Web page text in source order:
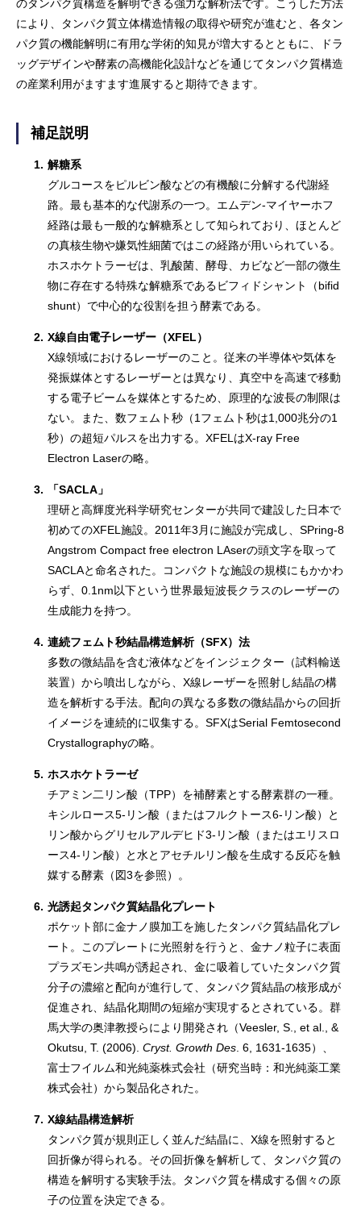
のタンパク質構造を解明できる強力な解析法です。こうした方法
により、タンパク質立体構造情報の取得や研究が進むと、各タン
パク質の機能解明に有用な学術的知見が増大するとともに、ドラ
ッグデザインや酵素の高機能化設計などを通じてタンパク質構造
の産業利用がますます進展すると期待できます。
補足説明
1. 解糖系
グルコースをピルビン酸などの有機酸に分解する代謝経
路。最も基本的な代謝系の一つ。エムデン-マイヤーホフ
経路は最も一般的な解糖系として知られており、ほとんど
の真核生物や嫌気性細菌ではこの経路が用いられている。
ホスホケトラーゼは、乳酸菌、酵母、カビなど一部の微生
物に存在する特殊な解糖系であるビフィドシャント（bifid
shunt）で中心的な役割を担う酵素である。
2. X線自由電子レーザー（XFEL）
X線領域におけるレーザーのこと。従来の半導体や気体を
発振媒体とするレーザーとは異なり、真空中を高速で移動
する電子ビームを媒体とするため、原理的な波長の制限は
ない。また、数フェムト秒（1フェムト秒は1,000兆分の1
秒）の超短パルスを出力する。XFELはX-ray Free
Electron Laserの略。
3.
「SACLA」
理研と高輝度光科学研究センターが共同で建設した日本で
初めてのXFEL施設。2011年3月に施設が完成し、SPring-8
Angstrom Compact free electron LAserの頭文字を取って
SACLAと命名された。コンパクトな施設の規模にもかかわ
らず、0.1nm以下という世界最短波長クラスのレーザーの
生成能力を持つ。
4. 連続フェムト秒結晶構造解析（SFX）法
多数の微結晶を含む液体などをインジェクター（試料輸送
装置）から噴出しながら、X線レーザーを照射し結晶の構
造を解析する手法。配向の異なる多数の微結晶からの回折
イメージを連続的に収集する。SFXはSerial Femtosecond
Crystallographyの略。
5. ホスホケトラーゼ
チアミン二リン酸（TPP）を補酵素とする酵素群の一種。
キシルロース5-リン酸（またはフルクトース6-リン酸）と
リン酸からグリセルアルデヒド3-リン酸（またはエリスロ
ース4-リン酸）と水とアセチルリン酸を生成する反応を触
媒する酵素（図3を参照）。
6. 光誘起タンパク質結晶化プレート
ポケット部に金ナノ膜加工を施したタンパク質結晶化プレ
ート。このプレートに光照射を行うと、金ナノ粒子に表面
プラズモン共鳴が誘起され、金に吸着していたタンパク質
分子の濃縮と配向が進行して、タンパク質結晶の核形成が
促進され、結晶化期間の短縮が実現するとされている。群
馬大学の奥津教授らにより開発され（Veesler, S., et al., &
Okutsu, T. (2006).Cryst. Growth Des . 6, 1631-1635）、
富士フイルム和光純薬株式会社（研究当時：和光純薬工業
株式会社）から製品化された。
7. X線結晶構造解析
タンパク質が規則正しく並んだ結晶に、X線を照射すると
回折像が得られる。その回折像を解析して、タンパク質の
構造を解明する実験手法。タンパク質を構成する個々の原
子の位置を決定できる。